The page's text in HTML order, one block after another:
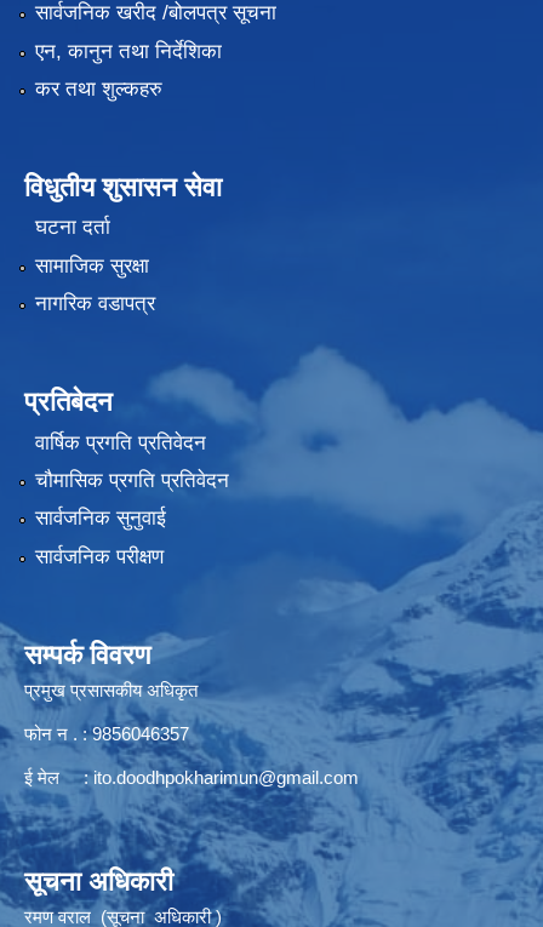
सार्वजनिक खरीद /बोलपत्र सूचना
एन, कानुन तथा निर्देशिका
कर तथा शुल्कहरु
विधुतीय शुसासन सेवा
घटना दर्ता
सामाजिक सुरक्षा
नागरिक वडापत्र
प्रतिबेदन
वार्षिक प्रगति प्रतिवेदन
चौमासिक प्रगति प्रतिवेदन
सार्वजनिक सुनुवाई
सार्वजनिक परीक्षण
सम्पर्क विवरण
प्रमुख प्रसासकीय अधिकृत
फोन न . : 9856046357
ई मेल :ito.doodhpokharimun@gmail.com
सूचना अधिकारी
रमण वराल (सूचना अधिकारी )